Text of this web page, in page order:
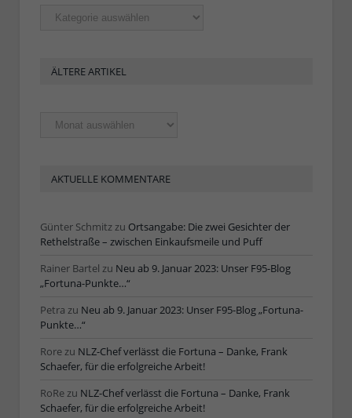
Rubriken
ÄLTERE ARTIKEL
Ältere
Artikel
AKTUELLE KOMMENTARE
Günter Schmitzzu Ortsangabe: Die zwei Gesichter der
Rethelstraße – zwischen Einkaufsmeile und Puff
Rainer Bartel zu Neu ab 9. Januar 2023: Unser F95-Blog
„Fortuna-Punkte…“
Petra zu Neu ab 9. Januar 2023: Unser F95-Blog „Fortuna-
Punkte…“
Rorezu NLZ-Chef verlässt die Fortuna – Danke, Frank
Schaefer, für die erfolgreiche Arbeit!
RoRezu NLZ-Chef verlässt die Fortuna – Danke, Frank
Schaefer, für die erfolgreiche Arbeit!